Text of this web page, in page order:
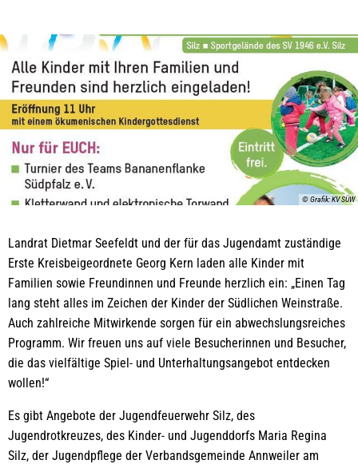
© Grafik: KV SÜW
Landrat Dietmar Seefeldt und der für das Jugendamt zuständige
Erste Kreisbeigeordnete Georg Kern laden alle Kinder mit
Familien sowie Freundinnen und Freunde herzlich ein: „Einen Tag
lang steht alles im Zeichen der Kinder der Südlichen Weinstraße.
Auch zahlreiche Mitwirkende sorgen für ein abwechslungsreiches
Programm. Wir freuen uns auf viele Besucherinnen und Besucher,
die das vielfältige Spiel- und Unterhaltungsangebot entdecken
wollen!“
Es gibt Angebote der Jugendfeuerwehr Silz, des
Jugendrotkreuzes, des Kinder- und Jugenddorfs Maria Regina
Silz, der Jugendpflege der Verbandsgemeinde Annweiler am